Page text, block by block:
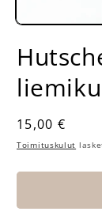
15,00 €
Toimituskulut